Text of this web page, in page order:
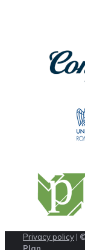
Privacy policy |